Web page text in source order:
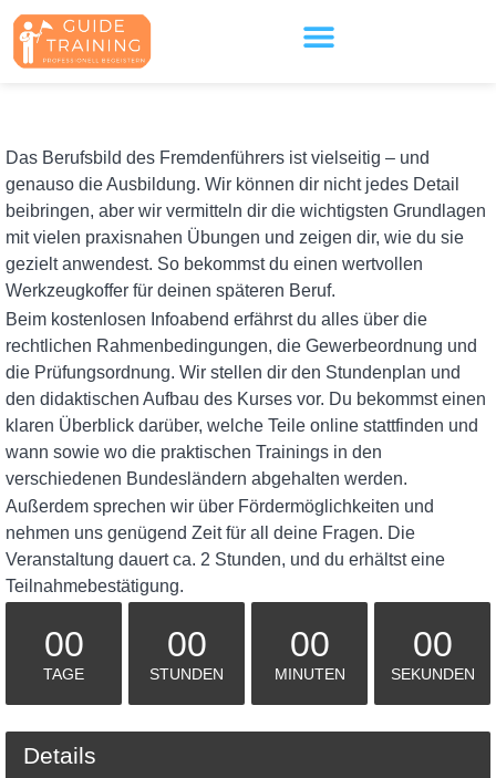
springen
Das Berufsbild des Fremdenführers ist vielseitig – und
genauso die Ausbildung. Wir können dir nicht jedes Detail
beibringen, aber wir vermitteln dir die wichtigsten Grundlagen
mit vielen praxisnahen Übungen und zeigen dir, wie du sie
gezielt anwendest. So bekommst du einen wertvollen
Werkzeugkoffer für deinen späteren Beruf.
Beim kostenlosen Infoabend erfährst du alles über die
rechtlichen Rahmenbedingungen, die Gewerbeordnung und
die Prüfungsordnung. Wir stellen dir den Stundenplan und
den didaktischen Aufbau des Kurses vor. Du bekommst einen
klaren Überblick darüber, welche Teile online stattfinden und
wann sowie wo die praktischen Trainings in den
verschiedenen Bundesländern abgehalten werden.
Außerdem sprechen wir über Fördermöglichkeiten und
nehmen uns genügend Zeit für all deine Fragen. Die
Veranstaltung dauert ca. 2 Stunden, und du erhältst eine
Teilnahmebestätigung.
00
TAGE
00
STUNDEN
00
MINUTEN
00
SEKUNDEN
Details